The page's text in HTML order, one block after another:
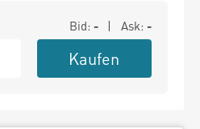
Bid: - | Ask: -
Kaufen